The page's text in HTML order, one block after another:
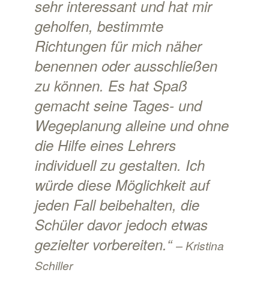
sehr interessant und hat mir
geholfen, bestimmte
Richtungen für mich näher
benennen oder ausschließen
zu können. Es hat Spaß
gemacht seine Tages- und
Wegeplanung alleine und ohne
die Hilfe eines Lehrers
individuell zu gestalten. Ich
würde diese Möglichkeit auf
jeden Fall beibehalten, die
Schüler davor jedoch etwas
gezielter vorbereiten.“– Kristina
Schiller